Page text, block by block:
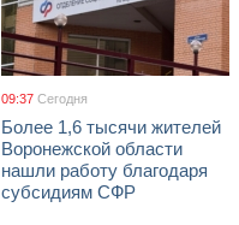
09:37 Сегодня
Более 1,6 тысячи жителей
Воронежской области
нашли работу благодаря
субсидиям СФР